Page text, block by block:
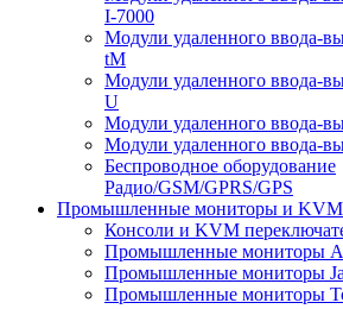
I-7000
Модули удаленного ввода-
tM
Модули удаленного ввода-
U
Модули удаленного ввода-
Модули удаленного ввода-
Беспроводное оборудование
Радио/GSM/GPRS/GPS
Промышленные мониторы и KVM
Консоли и KVM
Промышленные мониторы
Промышленные мониторы
Промышленные мониторы